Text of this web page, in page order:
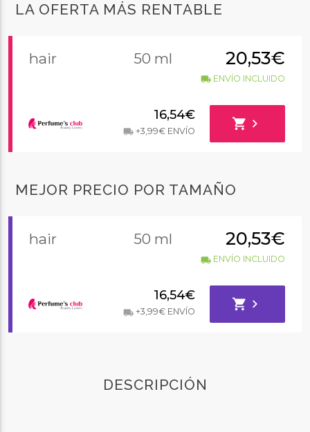
LA OFERTA MÁS RENTABLE
hair 50 ml 20,53€
local_shippingENVÍO INCLUIDO
16,54€
local_shipping+3,99€ ENVÍO shopping_cart chevron_right
MEJOR PRECIO POR TAMAÑO
hair 50 ml 20,53€
local_shippingENVÍO INCLUIDO
16,54€
local_shipping+3,99€ ENVÍO shopping_cart chevron_right
DESCRIPCIÓN